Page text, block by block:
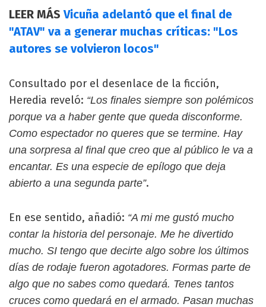
LEER MÁSVicuña adelantó que el final de
"ATAV" va a generar muchas críticas: "Los
autores se volvieron locos"
Consultado por el desenlace de la ficción,
Heredia reveló: “Los finales siempre son polémicos
porque va a haber gente que queda disconforme.
Como espectador no queres que se termine. Hay
una sorpresa al final que creo que al público le va a
encantar. Es una especie de epílogo que deja
abierto a una segunda parte”.
En ese sentido, añadió: “A mi me gustó mucho
contar la historia del personaje. Me he divertido
mucho. SI tengo que decirte algo sobre los últimos
días de rodaje fueron agotadores. Formas parte de
algo que no sabes como quedará. Tenes tantos
cruces como quedará en el armado. Pasan muchas